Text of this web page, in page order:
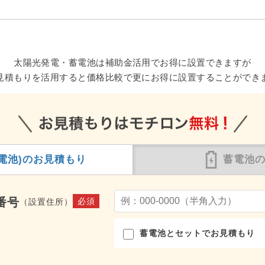
太陽光発電・蓄電池は補助金活用でお得に設置できますが
積もりを活用すると価格比較で更にお得に設置することができ
池)のお見積もり 蓄電池
号 （設置住所） 必須
蓄電池とセットでお見積もり